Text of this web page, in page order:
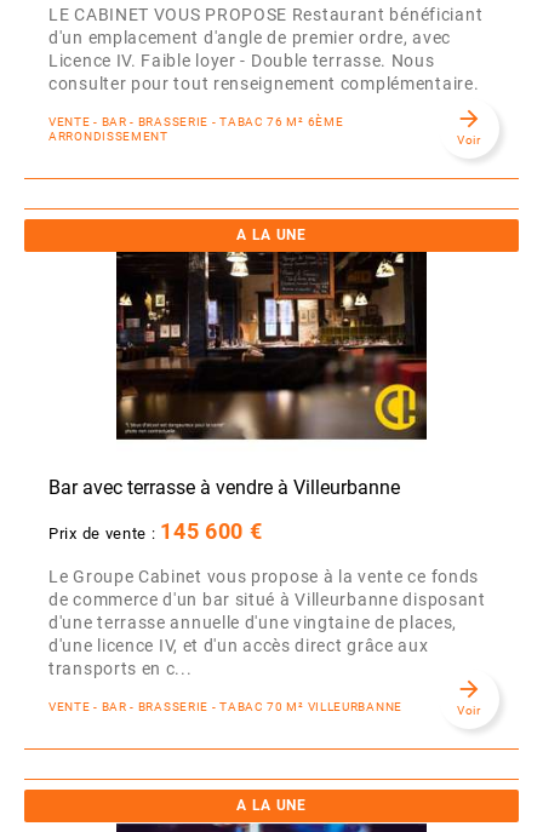
LE CABINET VOUS PROPOSE Restaurant bénéficiant
d'un emplacement d'angle de premier ordre, avec
Licence IV. Faible loyer - Double terrasse. Nous
consulter pour tout renseignement complémentaire.
VENTE - BAR - BRASSERIE - TABAC 76 M² 6ÈME
ARRONDISSEMENT
arrow_forward
Voir
A LA UNE
Bar avec terrasse à vendre à Villeurbanne
Prix de vente : 145 600 €
Le Groupe Cabinet vous propose à la vente ce fonds
de commerce d'un bar situé à Villeurbanne disposant
d'une terrasse annuelle d'une vingtaine de places,
d'une licence IV, et d'un accès direct grâce aux
transports en c...
VENTE - BAR - BRASSERIE - TABAC 70 M² VILLEURBANNE
arrow_forward
Voir
A LA UNE